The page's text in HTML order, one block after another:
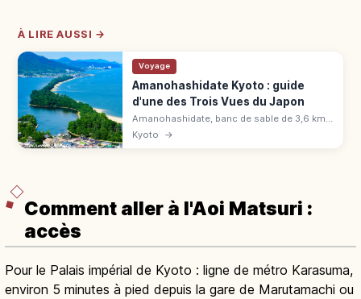
À LIRE AUSSI →
Voyage
Amanohashidate Kyoto : guide
d'une des Trois Vues du Japon
Amanohashidate, banc de sable de 3,6 km
bordé de 6 700 pins : une des Trois Vues du
Japon. Panoramas, vélo, spécialités, accès
Kyoto →
Comment aller à l'Aoi Matsuri :
accès
Pour le Palais impérial de Kyoto : ligne de métro Karasuma,
environ 5 minutes à pied depuis la gare de Marutamachi ou